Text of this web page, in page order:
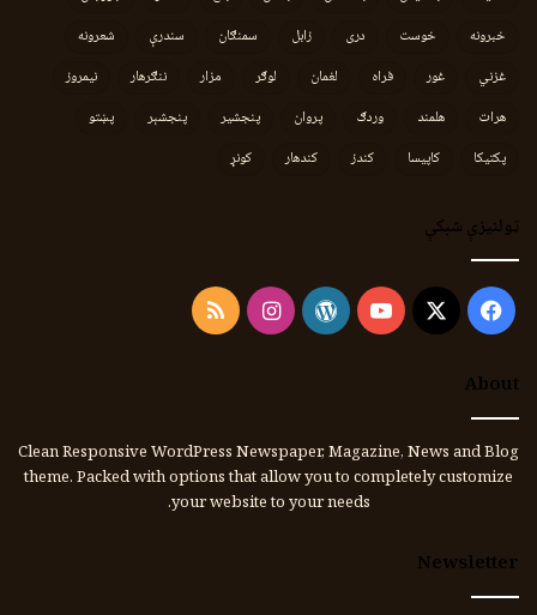
خبرونه
خوست دری زابل سمنګان سندرې
شعرونه
غزني
غور فراه لغمان لوګر مزار ننګرهار
نیمروز
هرات
هلمند وردګ پروان پنجشیر پنجشېر
پښتو
پکتیکا
کاپیسا کندز کندهار کونړ
ټولنیزې شبکې
Facebook
X
YouTube
WordPress
Instagram
RSS
About
Clean Responsive WordPress Newspaper, Magazine, News and Blog
theme. Packed with options that allow you to completely customize
your website to your needs.
Newsletter